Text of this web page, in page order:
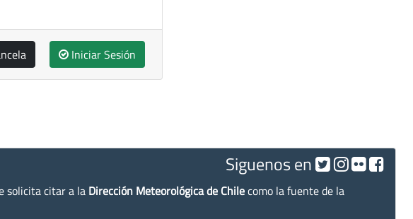
Iniciar Sesión
Siguenos en
solicita citar a la Dirección Meteorológica de Chilecomo la fuente de la